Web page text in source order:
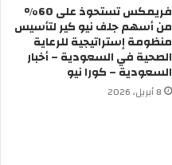
فريمكس تستحوذ على 60%
من أسهم جلف نيو كير لتأسيس
منظومة إستراتيجية للرعاية
الصحية في السعودية – أخبار
السعودية – كورا نيو
8 أبريل، 2026